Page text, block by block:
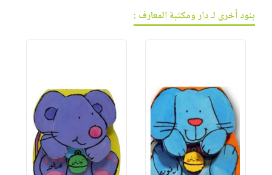
بنود أخرى لـ دار ومكتبة المعارف :